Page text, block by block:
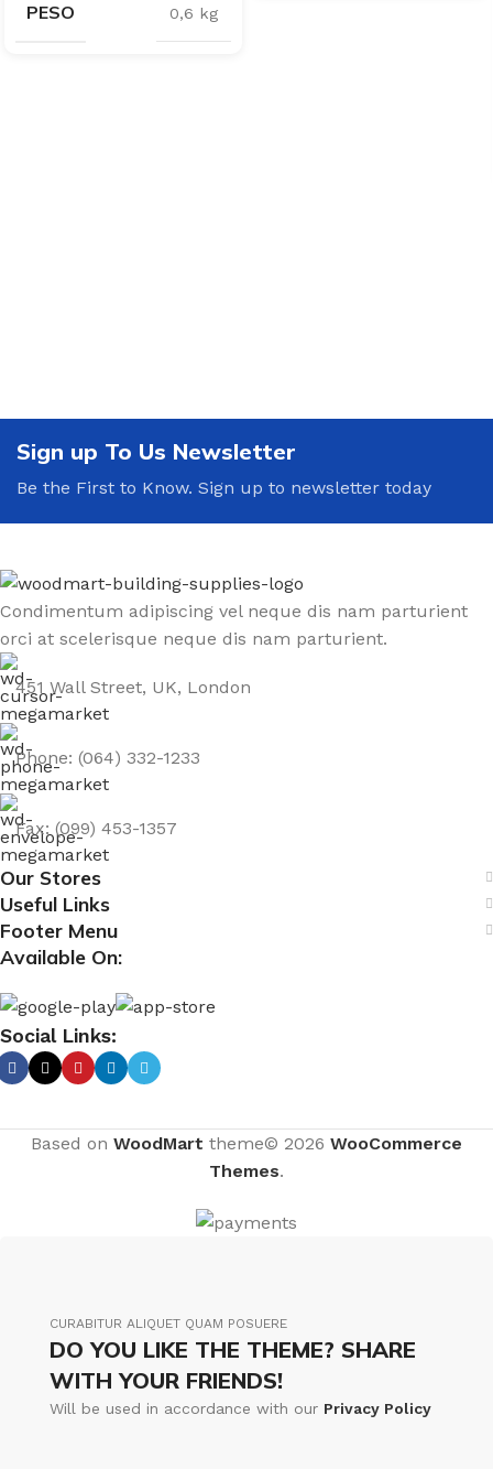
PESO 0,6 kg
Sign up To Us Newsletter
Be the First to Know. Sign up to newsletter today
Condimentum adipiscing vel neque dis nam parturient
orci at scelerisque neque dis nam parturient.
451 Wall Street, UK, London
Phone: (064) 332-1233
Fax: (099) 453-1357
Our Stores
Useful Links
Footer Menu
Available On:
Social Links:
Based on WoodMart theme© 2026 WooCommerce
Themes.
CURABITUR ALIQUET QUAM POSUERE
DO YOU LIKE THE THEME? SHARE
WITH YOUR FRIENDS!
Will be used in accordance with our Privacy Policy